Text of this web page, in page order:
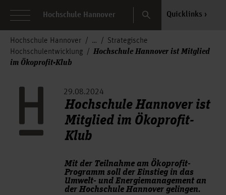
Hochschule Hannover Search Quicklinks
Hochschule Hannover
Strategische
Hochschulentwicklung
Hochschule Hannover ist Mitglied
im Ökoprofit-Klub
29.08.2024
Hochschule Hannover ist
Mitglied im Ökoprofit-
Klub
Mit der Teilnahme am Ökoprofit-
Programm soll der Einstieg in das
Umwelt- und Energiemanagement an
der Hochschule Hannover gelingen.